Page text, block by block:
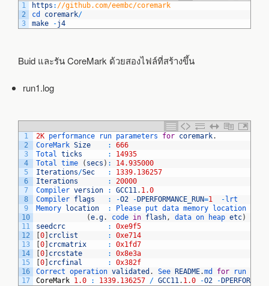
1
2
3
https : //github.com/eembc/coremark
cd coremark/
make
-j4
Buid และรัน CoreMark ด้วยสองไฟล์ที่สร้างขึ้น
run1.log
1
2
3
4
5
6
7
8
9
10
11
12
13
14
15
16
17
2K performance run parameters for coremark.
CoreMark Size :
666
Total ticks :
14935
Total time ( secs ) :
14.935000
Iterations/Sec :
1339.136257
Iterations
:
20000
Compiler version : GCC11. 1.0
Compiler flags : -O2 - DPERFORMANCE_RUN=1 - lrt
Memory
location : Please put data memory location
(e.g. code in flash, data on heap etc)
seedcrc
:
0xe9f5
0 crclist :
0xe714
0 crcmatrix :
0x1fd7
0 crcstate :
0x8e3a
0 crcfinal :
0x382f
Correct operation validated . See README.md for run
CoreMark 1.0 : 1339.136257 / GCC11. 1.0 -O2 -